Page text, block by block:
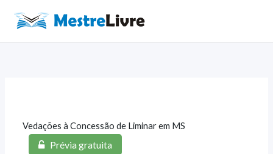
para
o
Vedações à Concessão de Liminar em MS
Prévia gratuita